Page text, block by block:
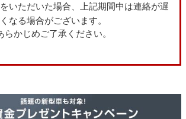
いただいた場合、上記期間中は連絡が遅
くなる場合がございます。
らかじめご了承ください。